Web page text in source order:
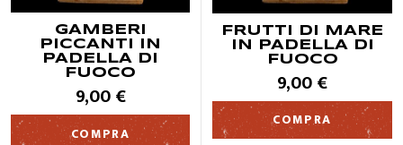
GAMBERI
PICCANTI IN
PADELLA DI
FUOCO
9,00 €
COMPRA
FRUTTI DI MARE
IN PADELLA DI
FUOCO
9,00 €
COMPRA